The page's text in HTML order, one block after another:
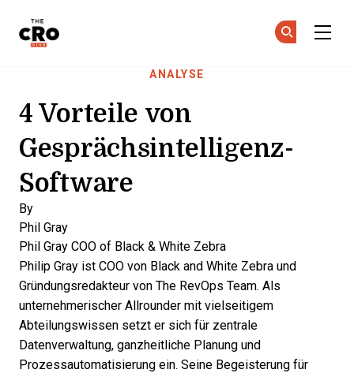
ANALYSE
4 Vorteile von
Gesprächsintelligenz-
Software
By
Phil Gray
Phil Gray COO of Black & White Zebra
Philip Gray ist COO von Black and White Zebra und
Gründungsredakteur von The RevOps Team. Als
unternehmerischer Allrounder mit vielseitigem
Abteilungswissen setzt er sich für zentrale
Datenverwaltung, ganzheitliche Planung und
Prozessautomatisierung ein. Seine Begeisterung für